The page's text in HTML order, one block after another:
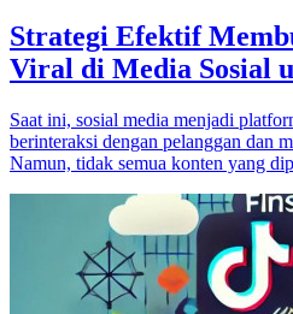
Strategi Efektif
Viral di Media Sosial
Saat ini, sosial media menjadi
berinteraksi dengan pelanggan dan
Namun, tidak semua konten yang